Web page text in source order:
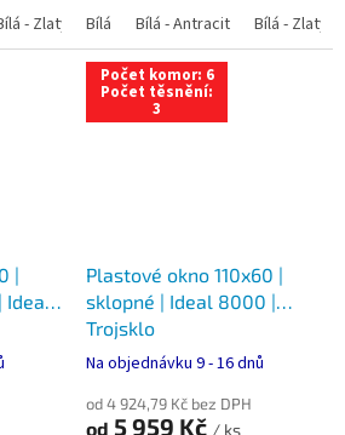
- Zlatý dub Bílá - Tmavý dub Bílá -
Bílá Bílá - Antracit Bílá - Zlatý
|
Ideal
Počet komor: 6
Počet těsnění:
3
Plastové okno 110x60 |
sklopné | Ideal 8000 |
Trojsklo
Na objednávku 9 - 16 dnů
od 4 924,79 Kč bez DPH
od 5 959 Kč / ks